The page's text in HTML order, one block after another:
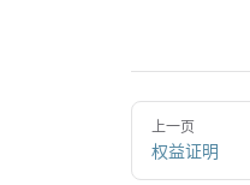
上一页
权益证明